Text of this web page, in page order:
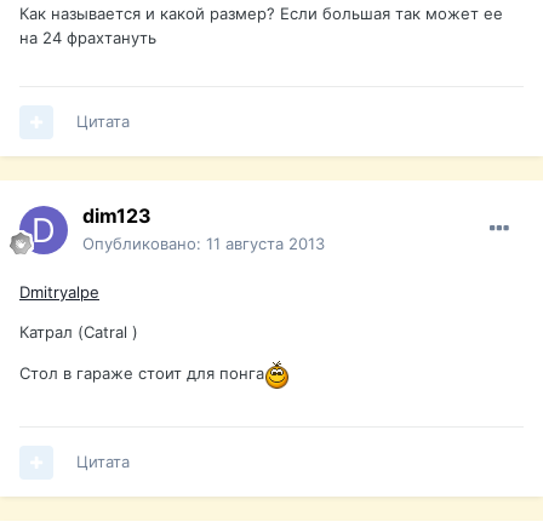
Как называется и какой размер? Если большая так может ее
на 24 фрахтануть
Цитата
dim123
Опубликовано: 11 августа 2013
Dmitryalpe
Катрал (Catral )
Стол в гараже стоит для понга
Цитата